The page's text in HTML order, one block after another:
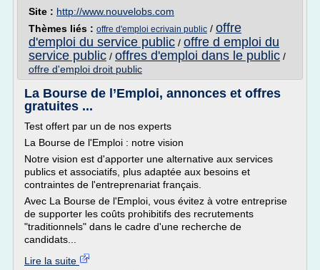
Site : http://www.nouvelobs.com
Thèmes liés : offre d'emploi ecrivain public / offre
d'emploi du service public / offre d emploi du
service public / offres d'emploi dans le public /
offre d'emploi droit public
La Bourse de l’Emploi, annonces et offres
gratuites ...
Test offert par un de nos experts
La Bourse de l'Emploi : notre vision
Notre vision est d'apporter une alternative aux services
publics et associatifs, plus adaptée aux besoins et
contraintes de l'entreprenariat français.
Avec La Bourse de l'Emploi, vous évitez à votre entreprise
de supporter les coûts prohibitifs des recrutements
"traditionnels" dans le cadre d'une recherche de
candidats...
Lire la suite